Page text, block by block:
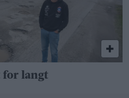
for langt